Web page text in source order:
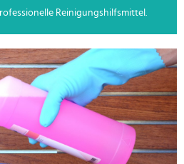
Reinigungshilfsmittel.